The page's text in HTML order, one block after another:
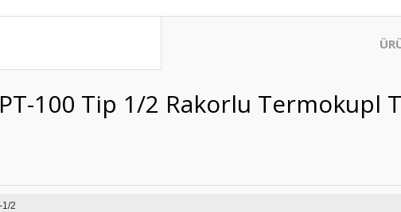
100 Tip 1/2 Rakorlu Termokupl
231-6-500-1/2